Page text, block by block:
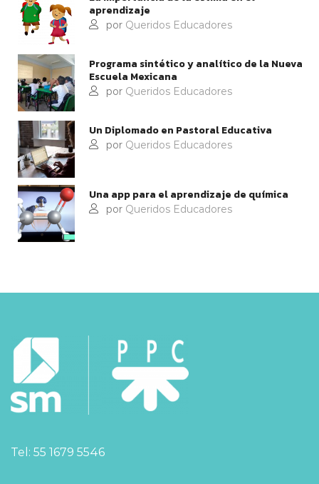
aprendizaje
por Queridos Educadores
Programa sintético y analítico de la Nueva
Escuela Mexicana
por Queridos Educadores
Un Diplomado en Pastoral Educativa
por Queridos Educadores
Una app para el aprendizaje de química
por Queridos Educadores
Tel: 55 1679 5546